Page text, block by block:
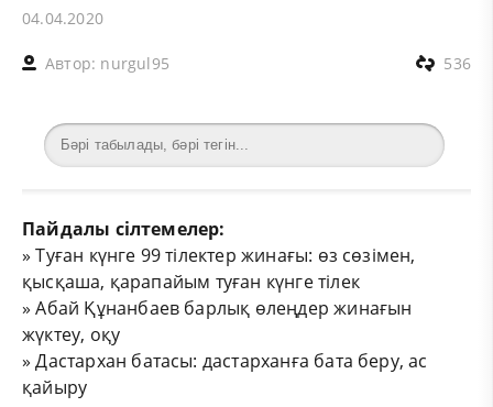
04.04.2020
Автор: nurgul95 536
Пайдалы сілтемелер:
»Туған күнге 99 тілектер жинағы: өз сөзімен,
қысқаша, қарапайым туған күнге тілек
»Абай Құнанбаев барлық өлеңдер жинағын
жүктеу, оқу
»Дастархан батасы: дастарханға бата беру, ас
қайыру